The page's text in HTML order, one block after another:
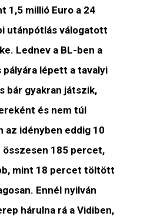
1,5 millió Euro a 24
utánpótlás válogatott
Lednev a BL-ben a
pályára lépett a tavalyi
bár gyakran játszik,
és nem túl
az idényben eddig 10
185 percet,
mint 18 percet töltött
Ennél nyilván
hárulna rá a Vidiben,